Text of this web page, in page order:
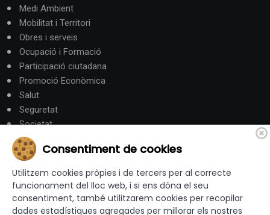
Medi Ambient
Mobilitat i Territori
Obres i serveis
Ocupació i Formació
Participació ciutadana
Promoció Econòmica
Salut
Seguretat
Societat
Turisme
Altres Canals
canalandorra.ad
Consentiment de cookies
Utilitzem cookies pròpies i de tercers per al correcte
funcionament del lloc web, i si ens dóna el seu
consentiment, també utilitzarem cookies per recopilar
dades estadístiques agregades per millorar els nostres